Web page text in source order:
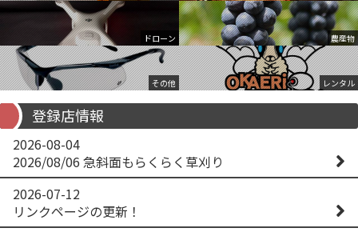
ドローン 農産物
その他 レンタル
登録店情報
2026-08-04
2026/08/06 急斜面もらくらく草刈り
2026-07-12
リンクページの更新！